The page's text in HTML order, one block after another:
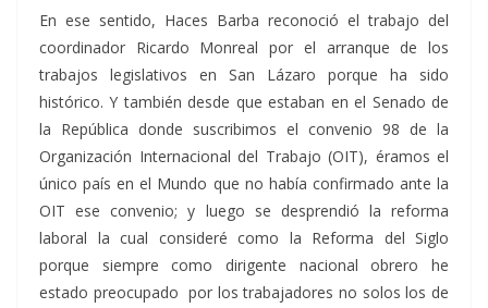
En ese sentido, Haces Barba reconoció el trabajo del
coordinador Ricardo Monreal por el arranque de los
trabajos legislativos en San Lázaro porque ha sido
histórico. Y también desde que estaban en el Senado de
la República donde suscribimos el convenio 98 de la
Organización Internacional del Trabajo (OIT), éramos el
único país en el Mundo que no había confirmado ante la
OIT ese convenio; y luego se desprendió la reforma
laboral la cual consideré como la Reforma del Siglo
porque siempre como dirigente nacional obrero he
estado preocupado por los trabajadores no solos los de